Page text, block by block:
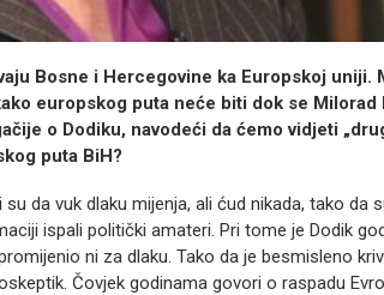
Bosne i Hercegovine ka Europskoj uniji.
europskog puta neće biti dok se Milorad
o Dodiku, navodeći da ćemo vidjeti
puta BiH?
da vuk dlaku mijenja, ali ćud nikada, tako da
ispali politički amateri. Pri tome je Dodik
ni za dlaku. Tako da je besmisleno
Čovjek godinama govori o raspadu